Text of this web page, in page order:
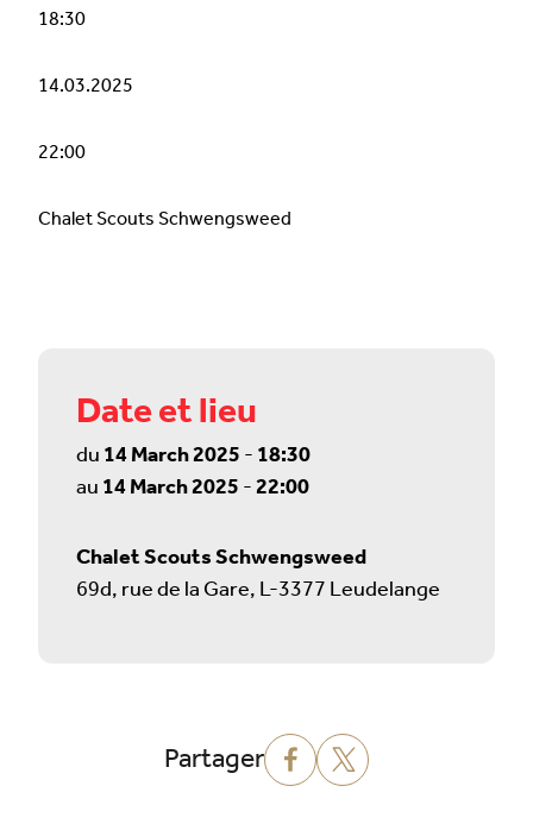
18:30
14.03.2025
22:00
Chalet Scouts Schwengsweed
Date et lieu
du14 March 2025-18:30
au14 March 2025-22:00
Chalet Scouts Schwengsweed
69d, rue de la Gare, L-3377 Leudelange
Partager